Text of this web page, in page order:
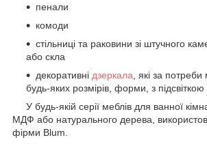
пенали
комоди
стільниці та раковини зі штучного
або скла
декоративні дзеркала , які за
будь-яких розмірів, форми, з підсвіткою
У будь-якій серії меблів для ванної
МДФ або натурального дерева,
фірми Blum.